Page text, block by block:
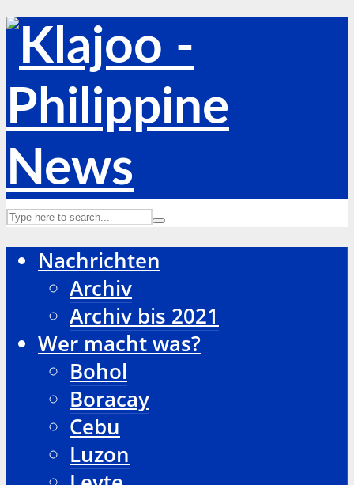
Nachrichten
Archiv
Archiv bis 2021
Wer macht was?
Bohol
Boracay
Cebu
Luzon